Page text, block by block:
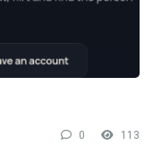
0 113